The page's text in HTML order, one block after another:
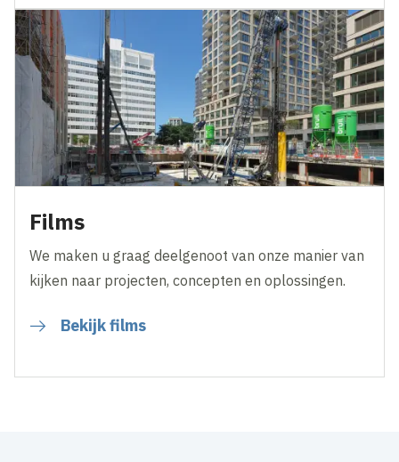
Films
We maken u graag deelgenoot van onze manier van
kijken naar projecten, concepten en oplossingen.
Bekijk films